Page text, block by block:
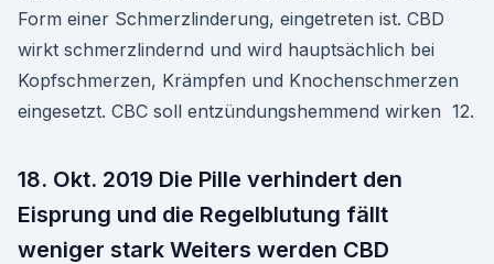
Form einer Schmerzlinderung, eingetreten ist. CBD
wirkt schmerzlindernd und wird hauptsächlich bei
Kopfschmerzen, Krämpfen und Knochenschmerzen
eingesetzt. CBC soll entzündungshemmend wirken 12.
18. Okt. 2019 Die Pille verhindert den
Eisprung und die Regelblutung fällt
weniger stark Weiters werden CBD